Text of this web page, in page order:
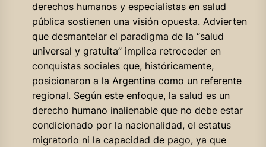
derechos humanos y especialistas en salud
pública sostienen una visión opuesta. Advierten
que desmantelar el paradigma de la “salud
universal y gratuita” implica retroceder en
conquistas sociales que, históricamente,
posicionaron a la Argentina como un referente
regional. Según este enfoque, la salud es un
derecho humano inalienable que no debe estar
condicionado por la nacionalidad, el estatus
migratorio ni la capacidad de pago, ya que